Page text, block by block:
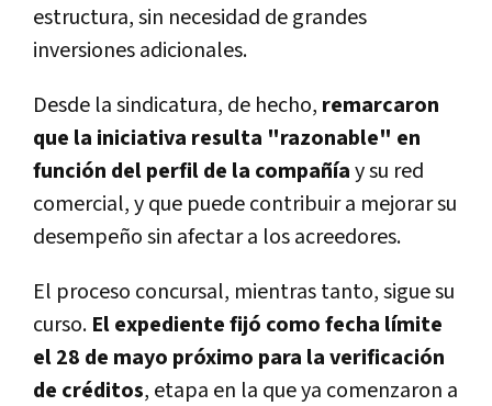
estructura, sin necesidad de grandes
inversiones adicionales.
Desde la sindicatura, de hecho, remarcaron
que la iniciativa resulta "razonable" en
función del perfil de la compañíay su red
comercial, y que puede contribuir a mejorar su
desempeño sin afectar a los acreedores.
El proceso concursal, mientras tanto, sigue su
curso. El expediente fijó como fecha límite
el 28 de mayo próximo para la verificación
de créditos, etapa en la que ya comenzaron a